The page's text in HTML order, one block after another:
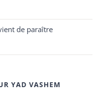
de paraître
YAD VASHEM